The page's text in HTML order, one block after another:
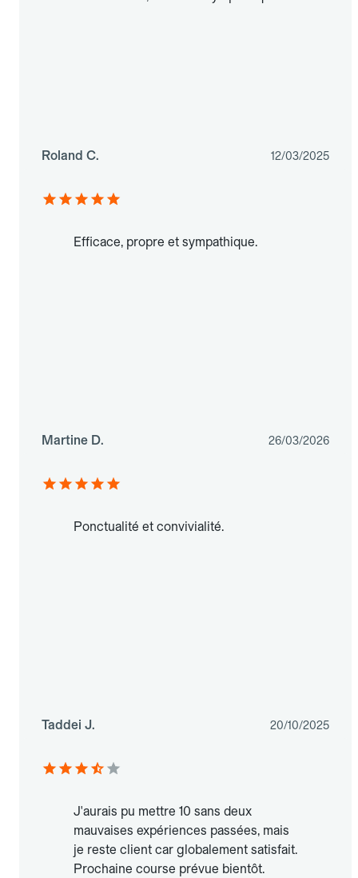
Roland C. 12/03/2025
Efficace, propre et sympathique.
Martine D. 26/03/2026
Ponctualité et convivialité.
Taddei J. 20/10/2025
J'aurais pu mettre 10 sans deux
mauvaises expériences passées, mais
je reste client car globalement satisfait.
Prochaine course prévue bientôt.